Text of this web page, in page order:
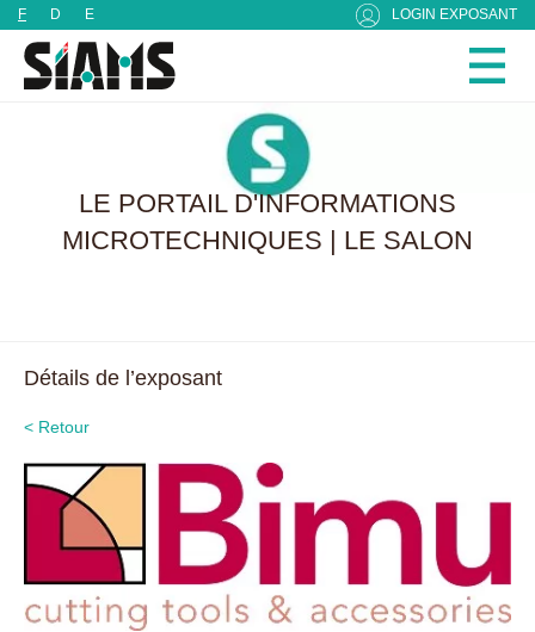
F D E LOGIN EXPOSANT
LE PORTAIL D'INFORMATIONS
MICROTECHNIQUES | LE SALON
Détails de l’exposant
< Retour
Panneau de gestion des cookies